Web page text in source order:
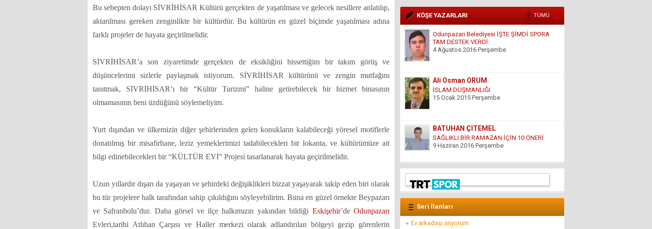
Bu sebepten dolayı SİVRİHİSAR Kültürü gerçekten de yaşatılması ve gelecek nesillere anlatılıp,
aktarılması gereken zenginlikte bir kültürdür. Bu kültürün en güzel biçimde yaşatılması adına
farklı projeler de hayata geçirilmelidir.
SİVRİHİSAR’a son ziyaretimde gerçekten de eksikliğini hissettiğim bir takım görüş ve
düşüncelerimi sizlerle paylaşmak istiyorum. SİVRİHİSAR kültürünü ve zengin mutfağını
tanıtmak, SİVRİHİSAR’ı bir “Kültür Turizmi” haline getirebilecek bir hizmet binasının
olmamasının beni üzdüğünü söylemeliyim.
Yurt dışından ve ülkemizin diğer şehirlerinden gelen konukların kalabileceği yöresel motiflerle
donatılmış bir misafirhane, leziz yemeklerimizi tadabilecekleri bir lokanta, ve kültürümüze ait
bilgi edinebilecekleri bir “KÜLTÜR EVİ” Projesi tasarlanarak hayata geçirilmelidir.
Uzun yıllardır dışarı da yaşayan ve şehirdeki değişiklikleri bizzat yaşayarak takip eden biri olarak
bu tür projelere halk tarafından sahip çıkıldığını söyleyebilirim. Buna en güzel örnekte Beypazarı
ve Safranbolu’dur. Daha görsel ve ilçe halkımızın yakından bildiği Eskişehir’deOdunpazarı
Evleri,tarihi Atlıhan Çarşısı ve Haller merkezi olarak adlandırılan bölgeyi gezip görenlerin
KÖŞE YAZARLARI TÜMÜ
Ali Osman ORUM
İSLAM DÜŞMANLIĞI
15 Ocak 2015 Perşembe
BATUHAN ÇİTEMEL
SAĞLIKLI BİR RAMAZAN İÇİN 10 ÖNERİ
9 Haziran 2016 Perşembe
GÜNDOĞDU YILDIRIM
ÇARESİZLİK
9 Haziran 2016 Perşembe
Hüseyin DÜŞ
İlkyardımcılara kim yardım edecek!..
8 Nisan 2016 Cuma
Hüseyin GÜVEN
Seri İlanları
Ev arkadaşı arıyorum